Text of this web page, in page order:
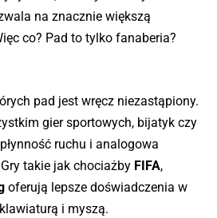
na znacznie większą
co? Pad to tylko fanaberia?
pad jest wręcz niezastąpiony.
gier sportowych, bijatyk czy
ruchu i analogowa
takie jak chociażby FIFA,
oferują lepsze doświadczenia w
i myszą.